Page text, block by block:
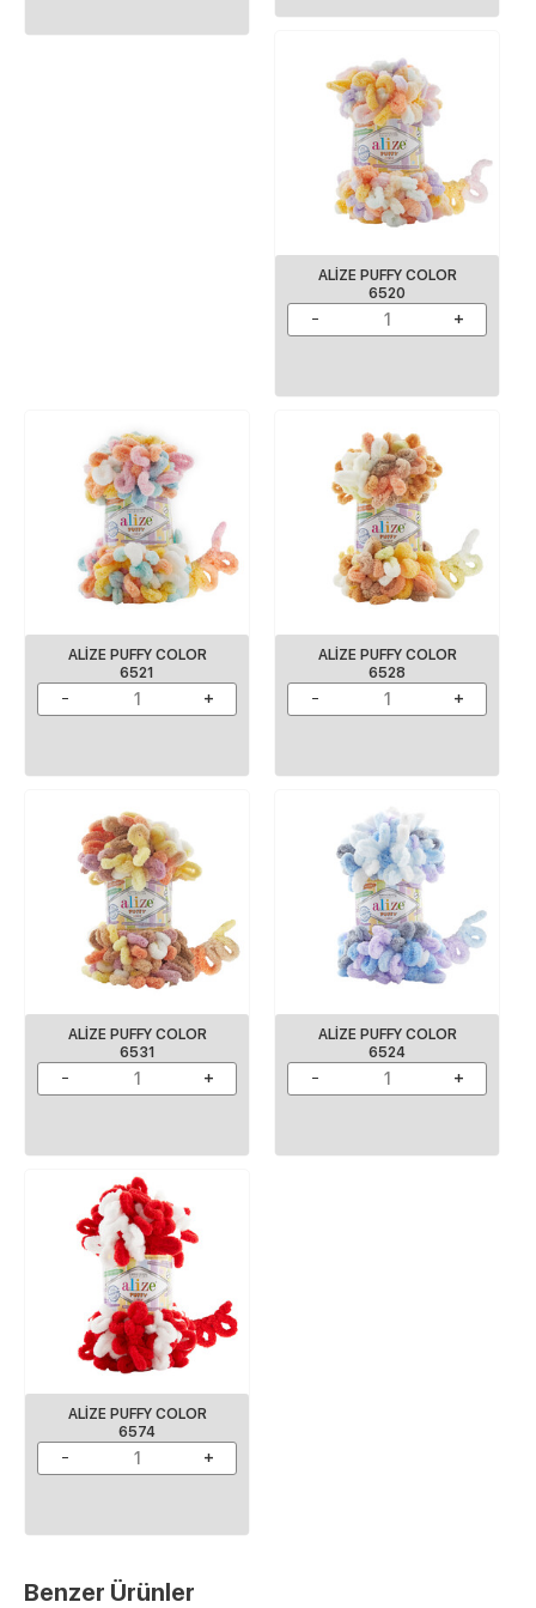
ALIZE PUFFY COLOR
6520
ALIZE PUFFY COLOR
6521
ALIZE PUFFY COLOR
6528
ALIZE PUFFY COLOR
6531
ALIZE PUFFY COLOR
6524
ALIZE PUFFY COLOR
6574
Benzer Ürünler